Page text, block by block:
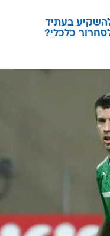
להשקיע בעתיד
כלכלי?